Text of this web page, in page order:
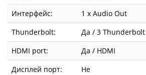
Интерфейс:
1 x Audio Out
Thunderbolt:
Да / 3 Thunderbolt
HDMI port:
Да / HDMI
Дисплей порт:
Не